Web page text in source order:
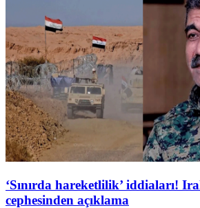
‘Sınırda hareketlilik’ iddiaları!
cephesinden açıklama